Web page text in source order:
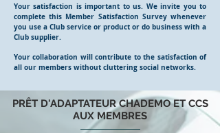
Your satisfaction is important to us. We invite you to
complete this Member Satisfaction Survey whenever
you use a Club service or product or do business with a
Club supplier.
Your collaboration will contribute to the satisfaction of
all our members without cluttering social networks.
PRÊT D'ADAPTATEUR CHADEMO ET CCS
AUX MEMBRES